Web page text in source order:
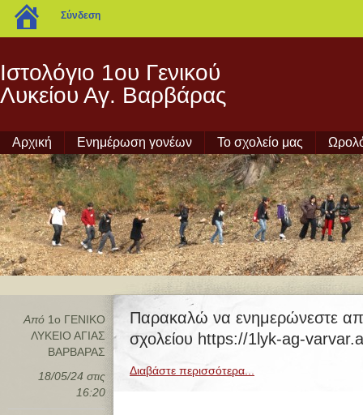
Ιστολόγιο 1ου Γενικού
Λυκείου Αγ. Βαρβάρας
Αρχική Ενημέρωση γονέων Το σχολείο μας
Από 1ο ΓΕΝΙΚΟ
ΛΥΚΕΙΟ ΑΓΙΑΣ
ΒΑΡΒΑΡΑΣ
18/05/24 στις
16:20
Παρακαλώ να ενημερώνεστε
σχολείου https://1lyk-ag-
Διαβάστε περισσότερα...
blogs.sch.gr
Σύνδεση